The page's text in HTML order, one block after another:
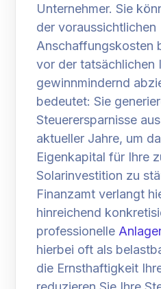
Unternehmer. Sie
der voraussichtlichen
Anschaffungskosten
vor der tatsächlichen
gewinnmindernd
bedeutet: Sie
Steuerersparnisse
aktueller Jahre, um
Eigenkapital für Ihre
Solarinvestition zu
Finanzamt verlangt
hinreichend
professionelle
hierbei oft als
die Ernsthaftigkeit